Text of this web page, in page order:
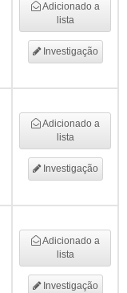
Adicionado a
lista
Investigação
Adicionado a
lista
Investigação
Adicionado a
lista
Investigação